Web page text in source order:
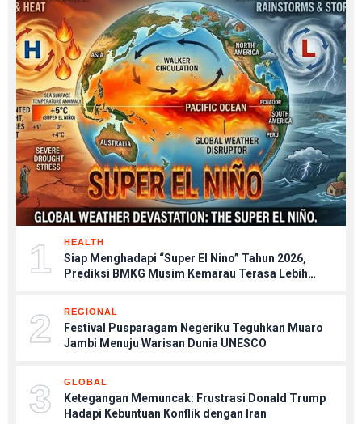
1 HEALTH
Siap Menghadapi “Super El Nino” Tahun 2026,
Prediksi BMKG Musim Kemarau Terasa Lebih
2 REGIONAL
Festival Pusparagam Negeriku Teguhkan Muaro
Jambi Menuju Warisan Dunia UNESCO
3 GLOBAL
Ketegangan Memuncak: Frustrasi Donald Trump
Hadapi Kebuntuan Konflik dengan Iran